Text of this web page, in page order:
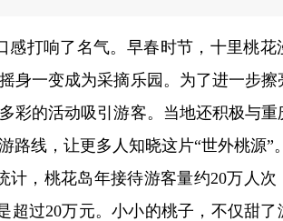
感打响了名气。早春时节，十里桃花
身一变成为采摘乐园。为了进一步擦
彩的活动吸引游客。当地还积极与重
路线，让更多人知晓这片“世外桃源”
，桃花岛年接待游客量约20万人次
超过20万元。小小的桃子，不仅甜了